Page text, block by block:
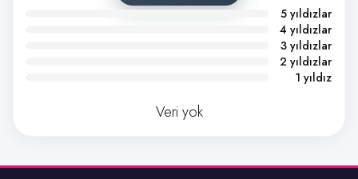
5 yıldızlar
4 yıldızlar
3 yıldızlar
2 yıldızlar
1 yıldız
Veri yok